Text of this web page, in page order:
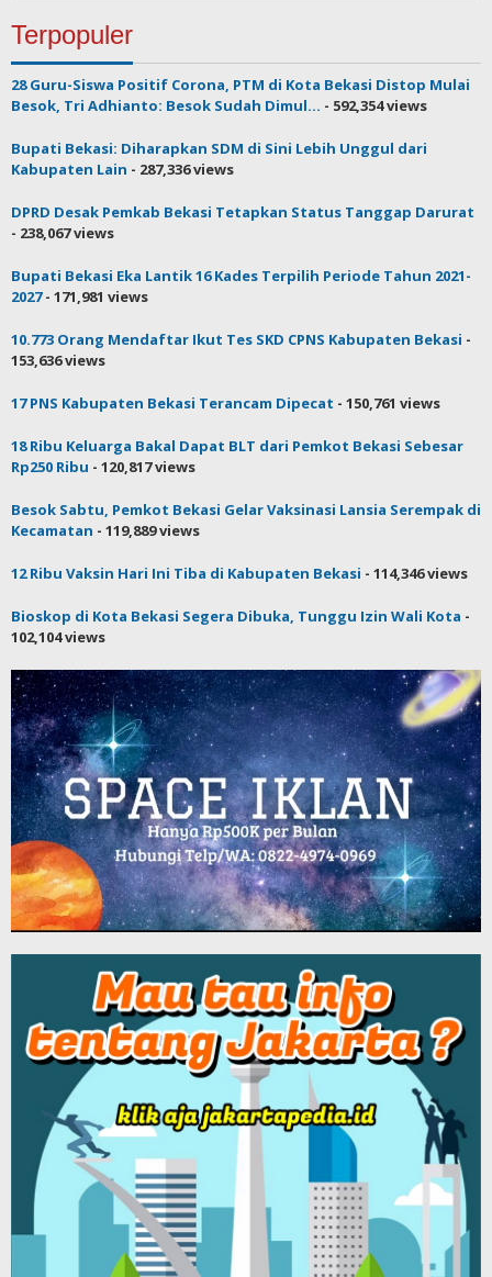
Terpopuler
28 Guru-Siswa Positif Corona, PTM di Kota Bekasi Distop Mulai
Besok, Tri Adhianto: Besok Sudah Dimul... - 592,354 views
Bupati Bekasi: Diharapkan SDM di Sini Lebih Unggul dari
Kabupaten Lain - 287,336 views
DPRD Desak Pemkab Bekasi Tetapkan Status Tanggap Darurat
- 238,067 views
Bupati Bekasi Eka Lantik 16 Kades Terpilih Periode Tahun 2021-
2027- 171,981 views
10.773 Orang Mendaftar Ikut Tes SKD CPNS Kabupaten Bekasi -
153,636 views
17 PNS Kabupaten Bekasi Terancam Dipecat - 150,761 views
18 Ribu Keluarga Bakal Dapat BLT dari Pemkot Bekasi Sebesar
Rp250 Ribu - 120,817 views
Besok Sabtu, Pemkot Bekasi Gelar Vaksinasi Lansia Serempak di
Kecamatan - 119,889 views
12 Ribu Vaksin Hari Ini Tiba di Kabupaten Bekasi - 114,346 views
Bioskop di Kota Bekasi Segera Dibuka, Tunggu Izin Wali Kota -
102,104 views